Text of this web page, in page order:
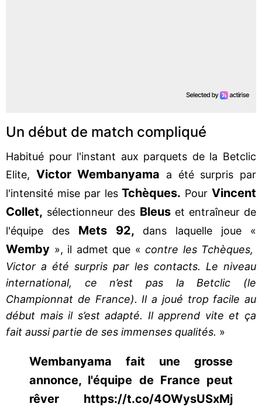
Un début de match compliqué
Habitué pour l'instant aux parquets de la Betclic
Elite, Victor Wembanyama a été surpris par
l'intensité mise par lesTchèques. PourVincent
Collet, sélectionneur des Bleuset entraîneur de
l'équipe des Mets 92, dans laquelle joue «
Wemby », il admet que « contre les Tchèques,
Victor a été surpris par les contacts. Le niveau
international, ce n’est pas la Betclic (le
Championnat de France). Il a joué trop facile au
début mais il s’est adapté. Il apprend vite et ça
fait aussi partie de ses immenses qualités. »
Wembanyama fait une grosse
annonce, l'équipe de France peut
rêver https://t.co/4OWysUSxMj